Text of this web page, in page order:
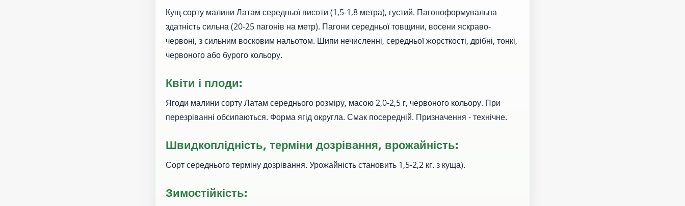
Кущ сорту малини Латам середньої висоти (1,5-1,8 метра), густий. Пагоноформувальна
здатність сильна (20-25 пагонів на метр). Пагони середньої товщини, восени яскраво-
червоні, з сильним восковим нальотом. Шипи нечисленні, середньої жорсткості, дрібні, тонкі,
червоного або бурого кольору.
Квіти і плоди:
Ягоди малини сорту Латам середнього розміру, масою 2,0-2,5 г, червоного кольору. При
перезріванні обсипаються. Форма ягід округла. Смак посередній. Призначення - технічне.
Швидкоплідність, терміни дозрівання, врожайність:
Сорт середнього терміну дозрівання. Урожайність становить 1,5-2,2 кг. з куща).
Зимостійкість: